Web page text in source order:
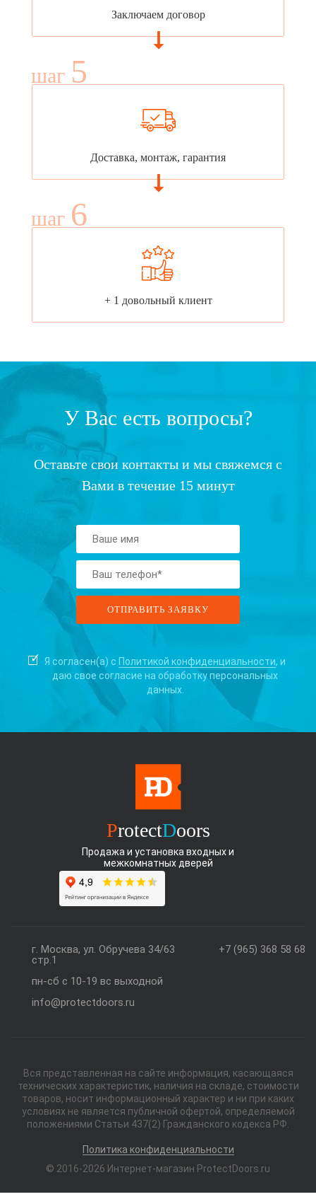
Заключаем договор
шаг 5
Доставка, монтаж, гарантия
шаг 6
+ 1 довольный клиент
У Вас есть вопросы?
Оставьте свои контакты и мы свяжемся с
Вами в течение 15 минут
Я согласен(а) с Политикой конфиденциальности, и
даю свое согласие на обработку персональных
данных.
ProtectDoors
Продажа и установка входных и
межкомнатных дверей
+7 (965) 368 58 68
г. Москва, ул. Обручева 34/63
стр.1
пн-сб с 10-19 вс выходной
info@protectdoors.ru
Вся представленная на сайте информация, касающаяся
технических характеристик, наличия на складе, стоимости
товаров, носит информационный характер и ни при каких
условиях не является публичной офертой, определяемой
положениями Статьи 437(2) Гражданского кодекса РФ.
Политика конфиденциальности
© 2016-2026 Интернет-магазин ProtectDoors.ru